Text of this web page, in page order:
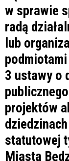
w sprawie
radą
lub
3 ustawy o
projektów
statutowej
Miasta